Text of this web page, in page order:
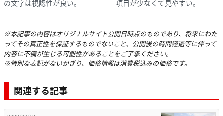
の文字は視認性が良い。 項目が少なくて見やすい。
※本記事の内容はオリジナルサイト公開日時点のものであり、将来にわた
ってその真正性を保証するものでないこと、公開後の時間経過等に伴って
内容に不備が生じる可能性があることをご了承ください。
※特別な表記がないかぎり、価格情報は消費税込みの価格です。
関連する記事